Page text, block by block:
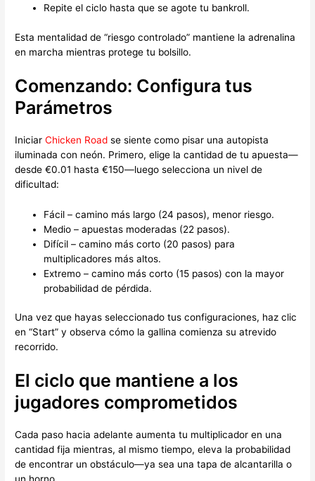
Repite el ciclo hasta que se agote tu bankroll.
Esta mentalidad de “riesgo controlado” mantiene la adrenalina
en marcha mientras protege tu bolsillo.
Comenzando: Configura tus
Parámetros
IniciarChicken Road se siente como pisar una autopista
iluminada con neón. Primero, elige la cantidad de tu apuesta—
desde €0.01 hasta €150—luego selecciona un nivel de
dificultad:
Fácil – camino más largo (24 pasos), menor riesgo.
Medio – apuestas moderadas (22 pasos).
Difícil – camino más corto (20 pasos) para
multiplicadores más altos.
Extremo – camino más corto (15 pasos) con la mayor
probabilidad de pérdida.
Una vez que hayas seleccionado tus configuraciones, haz clic
en “Start” y observa cómo la gallina comienza su atrevido
recorrido.
El ciclo que mantiene a los
jugadores comprometidos
Cada paso hacia adelante aumenta tu multiplicador en una
cantidad fija mientras, al mismo tiempo, eleva la probabilidad
de encontrar un obstáculo—ya sea una tapa de alcantarilla o